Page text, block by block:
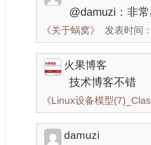
@damuzi：非
《关于蜗窝》 发表时间
火果博客
技术博客不错
《Linux设备模型
damuzi